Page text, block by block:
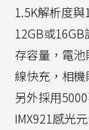
1.5K解析度
12GB或
存容量，電
線快充，相機
另外採用
IMX921感光